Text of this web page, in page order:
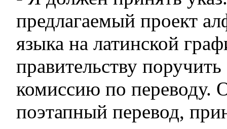
предлагаемый проект
языка на латинской
правительству поручить
комиссию по переводу.
поэтапный перевод,